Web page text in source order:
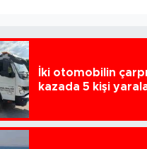
İki otomobilin
kazada 5 kişi